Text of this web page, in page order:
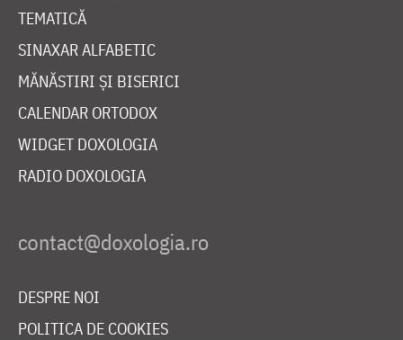
TEMATICĂ
SINAXAR ALFABETIC
MĂNĂSTIRI ȘI BISERICI
CALENDAR ORTODOX
WIDGET DOXOLOGIA
RADIO DOXOLOGIA
DESPRE NOI
POLITICA DE COOKIES